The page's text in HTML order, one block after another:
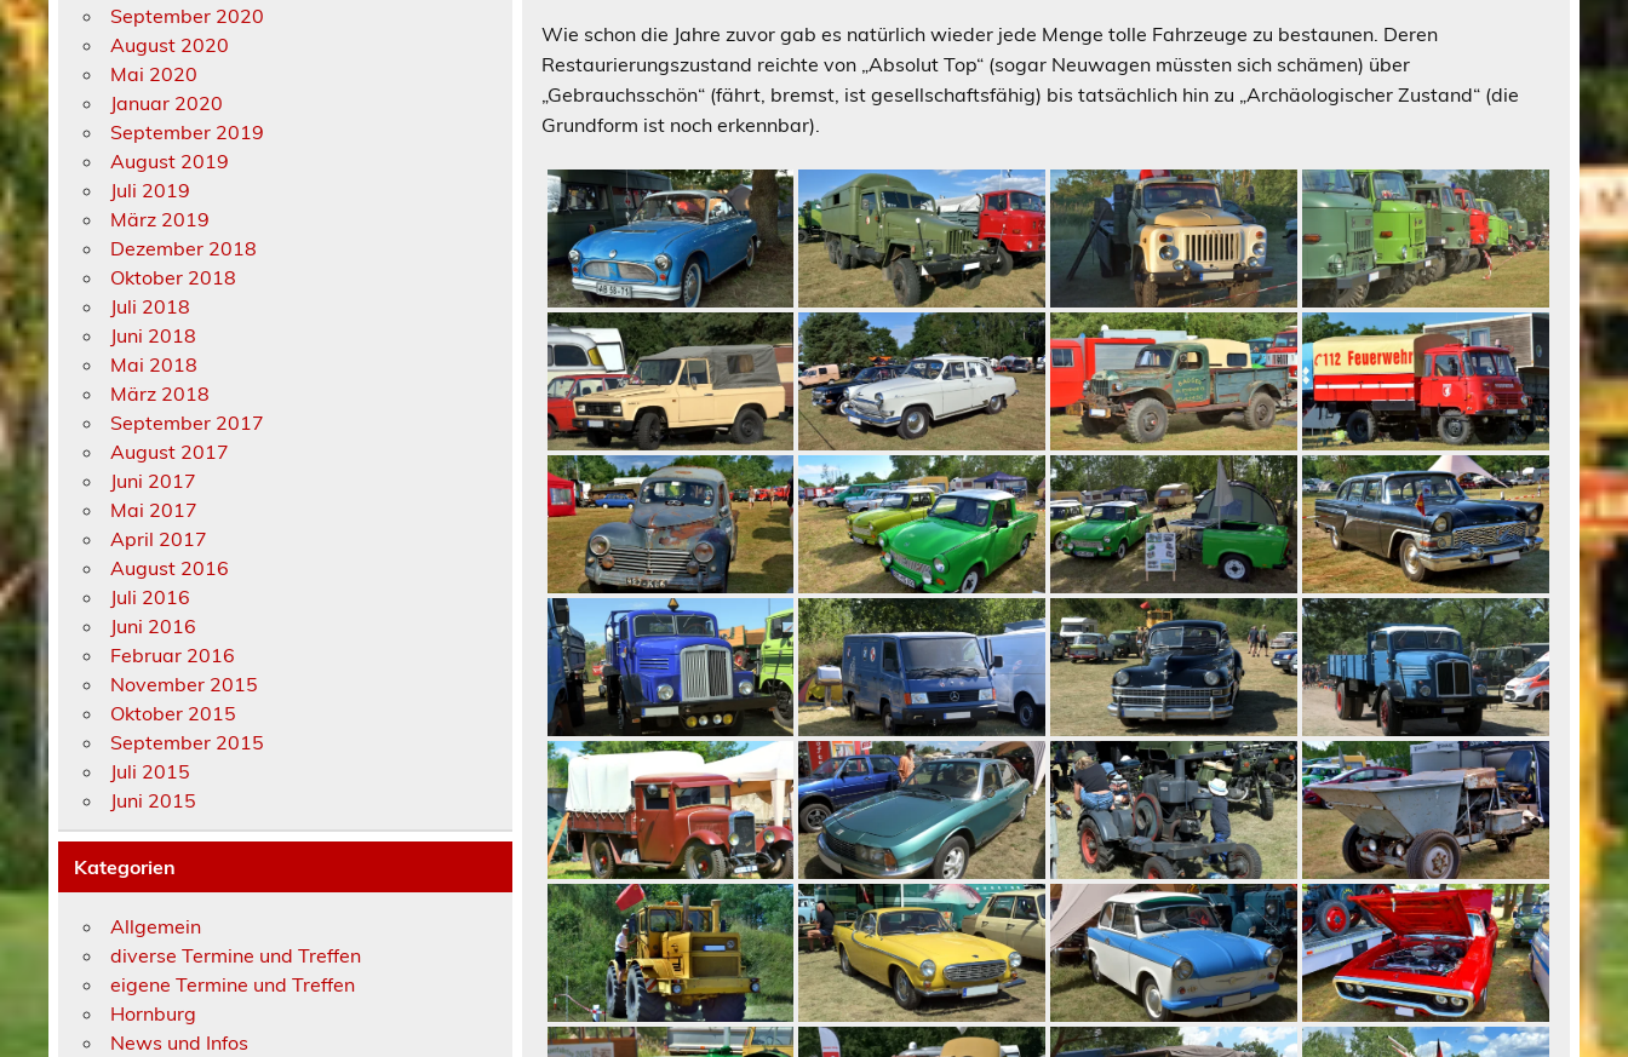
Wie schon die Jahre zuvor gab es natürlich wieder jede Menge tolle Fahrzeuge zu bestaunen. Deren
Restaurierungszustand reichte von „Absolut Top“ (sogar Neuwagen müssten sich schämen) über
„Gebrauchsschön“ (fährt, bremst, ist gesellschaftsfähig) bis tatsächlich hin zu „Archäologischer Zustand“ (die
Grundform ist noch erkennbar).
September 2020
August 2020
Mai 2020
Januar 2020
September 2019
August 2019
Juli 2019
März 2019
Dezember 2018
Oktober 2018
Juli 2018
Juni 2018
Mai 2018
März 2018
September 2017
August 2017
Juni 2017
Mai 2017
April 2017
August 2016
Juli 2016
Juni 2016
Februar 2016
November 2015
Oktober 2015
September 2015
Juli 2015
Juni 2015
Kategorien
Allgemein
diverse Termine und Treffen
eigene Termine und Treffen
Hornburg
News und Infos